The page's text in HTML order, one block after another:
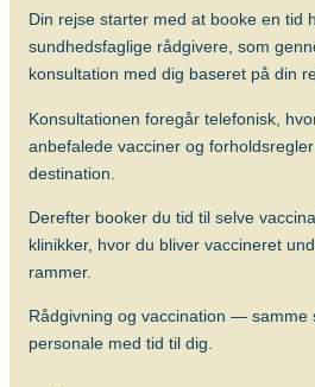
vaccine), evt. forudgået af
Længerevarende tæt
for smitte med
år kan have gavn af at
mod tuberkulose (BCG),
Hvornår skal man
Antal doser
Der gives én dosis
Din rejse starter med at booke en tid
sundhedsfaglige rådgivere, som
konsultation med dig baseret på din
Konsultationen foregår telefonisk,
anbefalede vacciner og
destination.
Derefter booker du tid til selve
klinikker, hvor du bliver vaccineret
rammer.
Rådgivning og vaccination — samme
personale med tid til dig.